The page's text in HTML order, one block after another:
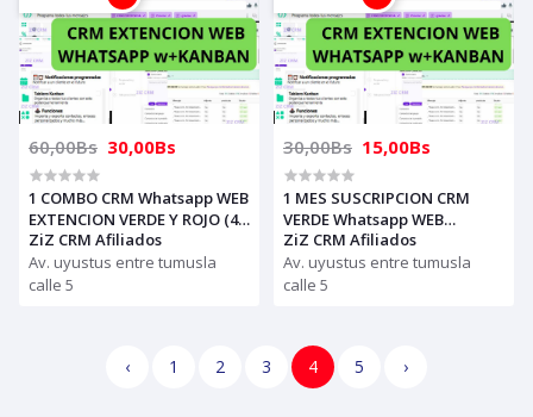
60,00Bs 30,00Bs
1 COMBO CRM Whatsapp WEB
EXTENCION VERDE Y ROJO (4
pc-computadora-laptop) solo
con un numero funciona
ZiZ CRM Afiliados
Av. uyustus entre tumusla
calle 5
30,00Bs 15,00Bs
1 MES SUSCRIPCION CRM
VERDE Whatsapp WEB
EXTENCION (4 pc-
computadora-laptop) solo
con un numero funciona
ZiZ CRM Afiliados
Av. uyustus entre tumusla
calle 5
‹ 1 2 3 4 5 ›